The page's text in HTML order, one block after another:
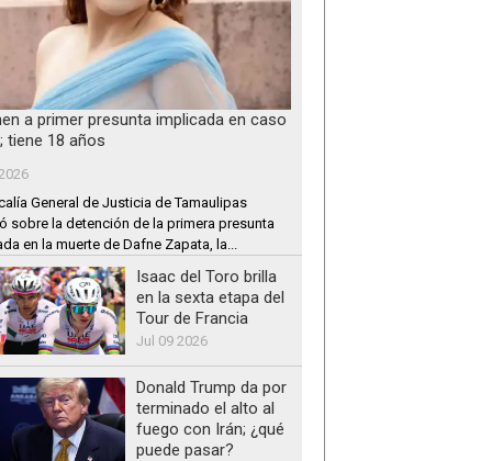
a primer presunta implicada en caso
tiene 18 años
General de Justicia de Tamaulipas
sobre la detención de la primera presunta
en la muerte de Dafne Zapata, la...
Isaac del Toro brilla
en la sexta etapa del
Tour de Francia
Jul 09 2026
Donald Trump da por
terminado el alto al
fuego con Irán; ¿qué
puede pasar?